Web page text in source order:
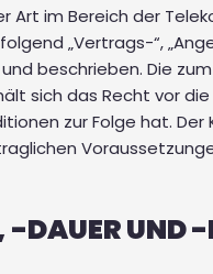
Art im Bereich der
„Vertrags-“,
beschrieben. Die
sich das Recht vor
zur Folge hat.
DAUER UND